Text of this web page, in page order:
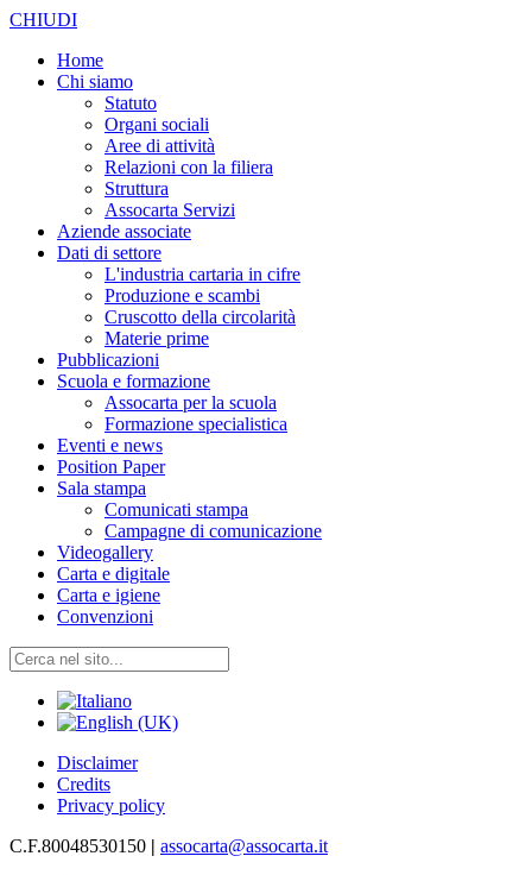
CHIUDI
Home
Chi siamo
Statuto
Organi sociali
Aree di attività
Relazioni con la filiera
Struttura
Assocarta Servizi
Aziende associate
Dati di settore
L'industria cartaria in cifre
Produzione e scambi
Cruscotto della circolarità
Materie prime
Pubblicazioni
Scuola e formazione
Assocarta per la scuola
Formazione specialistica
Eventi e news
Position Paper
Sala stampa
Comunicati stampa
Campagne di comunicazione
Videogallery
Carta e digitale
Carta e igiene
Convenzioni
Disclaimer
Credits
Privacy policy
C.F.80048530150 | assocarta@assocarta.it